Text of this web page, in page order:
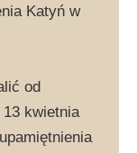
Katyń w
od
13 kwietnia